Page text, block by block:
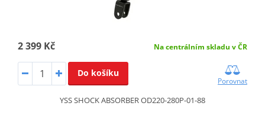
2 399 Kč Na centrálním skladu v ČR
Do košíku
Porovnat
YSS SHOCK ABSORBER OD220-280P-01-88